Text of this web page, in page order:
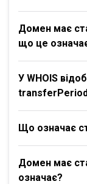
Домен має
що це
У WHOIS
Що означає
Домен має
означає?